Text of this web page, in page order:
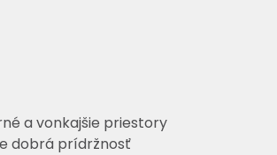
a vonkajšie priestory
dobrá prídržnosť